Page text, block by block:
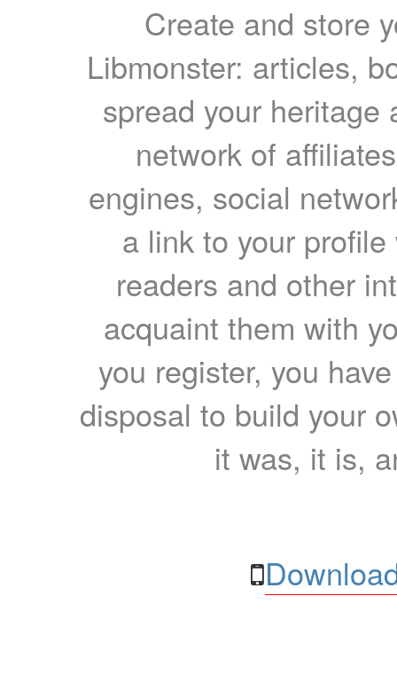
Create and store
Libmonster: articles,
spread your heritage
network of
engines, social
a link to your
readers and other
acquaint them with
you register, you
disposal to build your
it was, it is,